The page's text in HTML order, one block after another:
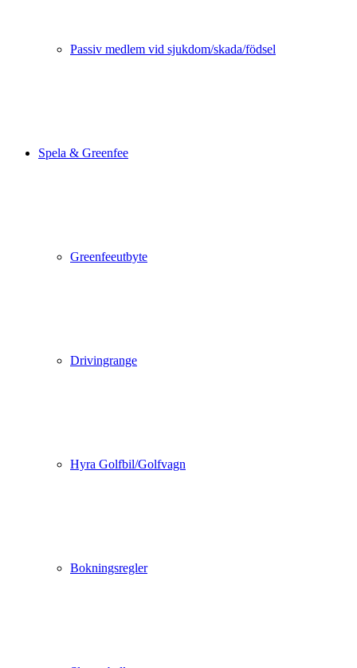
Passiv medlem vid sjukdom/skada/födsel
Spela & Greenfee
Greenfeeutbyte
Drivingrange
Hyra Golfbil/Golfvagn
Bokningsregler